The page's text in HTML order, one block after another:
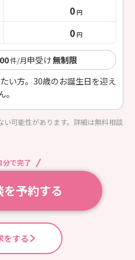
0 円
0 円
件/月申受け無制限
い方。30歳のお誕生日を迎え
可能性があります。詳細は無料相談
分で完了
予約する
をする